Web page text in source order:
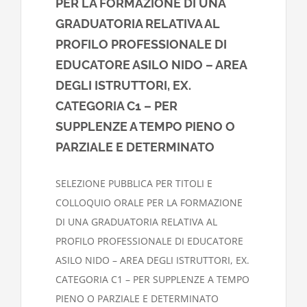
PER LA FORMAZIONE DI UNA
GRADUATORIA RELATIVA AL
PROFILO PROFESSIONALE DI
EDUCATORE ASILO NIDO – AREA
DEGLI ISTRUTTORI, EX.
CATEGORIA C1 – PER
SUPPLENZE A TEMPO PIENO O
PARZIALE E DETERMINATO
SELEZIONE PUBBLICA PER TITOLI E
COLLOQUIO ORALE PER LA FORMAZIONE
DI UNA GRADUATORIA RELATIVA AL
PROFILO PROFESSIONALE DI EDUCATORE
ASILO NIDO – AREA DEGLI ISTRUTTORI, EX.
CATEGORIA C1 – PER SUPPLENZE A TEMPO
PIENO O PARZIALE E DETERMINATO